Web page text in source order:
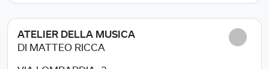
ATELIER DELLA MUSICA
DI MATTEO RICCA